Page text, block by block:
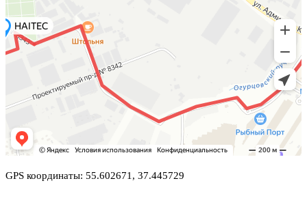
GPS координаты: 55.602671, 37.445729